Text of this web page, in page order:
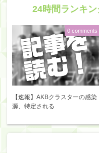
24時間ランキン
【速報】AKBクラスターの感染
源、特定される
0 comments